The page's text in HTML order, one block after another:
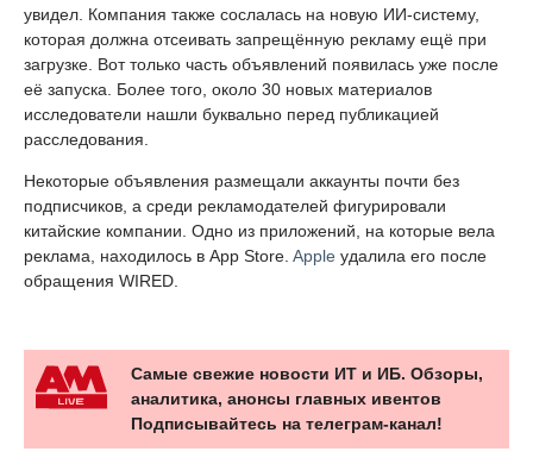
увидел. Компания также сослалась на новую ИИ-систему,
которая должна отсеивать запрещённую рекламу ещё при
загрузке. Вот только часть объявлений появилась уже после
её запуска. Более того, около 30 новых материалов
исследователи нашли буквально перед публикацией
расследования.
Некоторые объявления размещали аккаунты почти без
подписчиков, а среди рекламодателей фигурировали
китайские компании. Одно из приложений, на которые вела
реклама, находилось в App Store. Apple удалила его после
обращения WIRED.
Самые свежие новости ИТ и ИБ. Обзоры,
аналитика, анонсы главных ивентов
Подписывайтесь на телеграм-канал!